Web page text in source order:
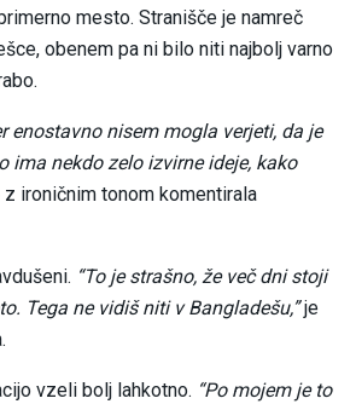
mesto. Stranišče je namreč
obenem pa ni bilo niti najbolj varno
enostavno nisem mogla verjeti, da je
ima nekdo zelo izvirne ideje, kako
z ironičnim tonom komentirala
“To je strašno, že več dni stoji
Tega ne vidiš niti v Bangladešu,”je
vzeli bolj lahkotno. “Po mojem je to